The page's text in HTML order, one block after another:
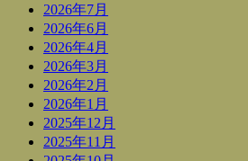
2026年7月
2026年6月
2026年4月
2026年3月
2026年2月
2026年1月
2025年12月
2025年11月